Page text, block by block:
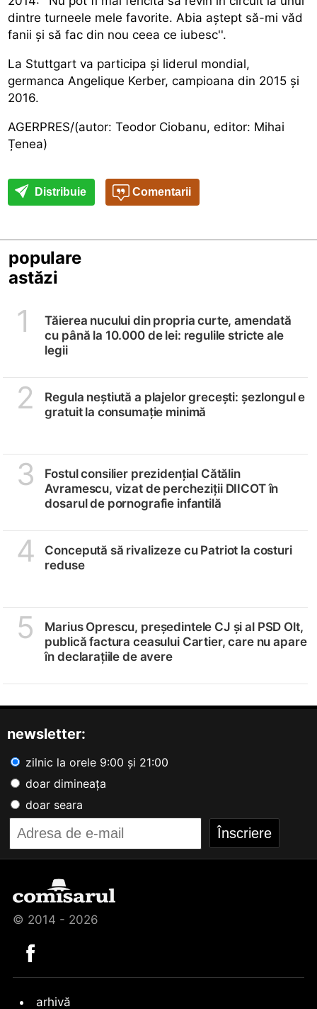
dintre turneele mele favorite. Abia aștept să-mi văd
fanii și să fac din nou ceea ce iubesc''.
La Stuttgart va participa și liderul mondial,
germanca Angelique Kerber, campioana din 2015 și
2016.
AGERPRES/(autor: Teodor Ciobanu, editor: Mihai
Țenea)
Distribuie Comentarii
populare
astăzi
1
Tăierea nucului din propria curte, amendată
cu până la 10.000 de lei: regulile stricte ale
legii
2
Regula neștiută a plajelor grecești: șezlongul e
gratuit la consumație minimă
3
Fostul consilier prezidențial Cătălin
Avramescu, vizat de percheziții DIICOT în
dosarul de pornografie infantilă
4
Concepută să rivalizeze cu Patriot la costuri
reduse
5
Marius Oprescu, președintele CJ și al PSD Olt,
publică factura ceasului Cartier, care nu apare
în declarațiile de avere
newsletter:
zilnic la orele 9:00 și 21:00
doar dimineața
doar seara
© 2014 - 2026
arhivă